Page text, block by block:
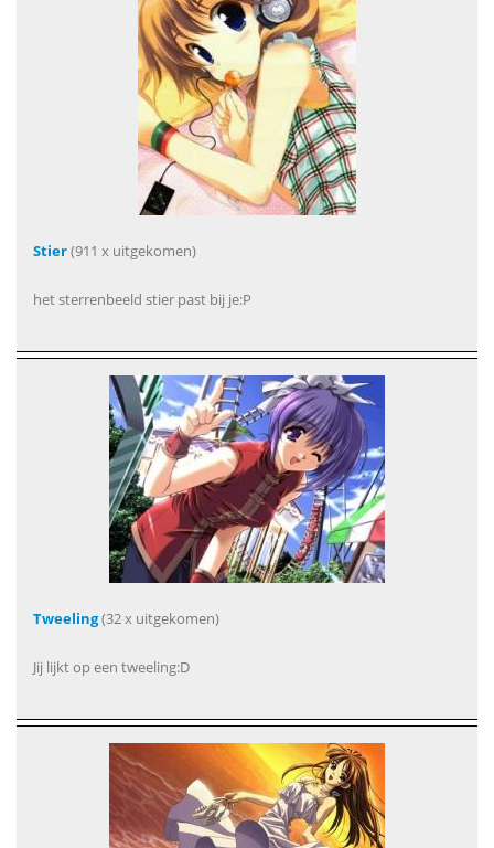
Stier(911 x uitgekomen)
het sterrenbeeld stier past bij je:P
Tweeling(32 x uitgekomen)
Jij lijkt op een tweeling:D